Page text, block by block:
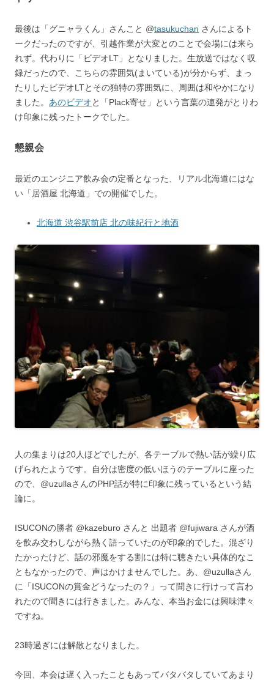
最後は「グニャラくん」さんこと @tasukuchan さんによるト
ークだったのですが、引越作業が大変とのことで会場には来ら
れず。代わりに「ビデオLT」となりました。生放送ではなく収
録だったので、こちらの雰囲気(まいている)が分からず、まっ
たりしたビデオLTとその独特の雰囲気に、周囲は和やかになり
ました。 あのビデオと「Plack寄せ」という言葉の連発がとりわ
け印象に残ったトークでした。
懇親会
最近のエンジニア飲み会の定番となった、リアル北海道にはな
い「居酒屋 北海道」での開催でした。
北海道 渋谷駅前店 北の味紀行と地酒
人の集まりは20人ほどでしたが、各テーブルで熱い話が繰り広
げられたようです。自分は密度の低いほうのテーブルに座った
ので、@uzullaさんのPHP話が特に印象に残っているという結
論に。
ISUCONの勝者 @kazeburo さんと 出題者 @fujiwara さんが酒
を飲み交わしながら熱く語っていたのが印象的でした。混ざり
たかったけど、話の邪魔をする割には特に聴きたい具体的なこ
ともなかったので、声はかけませんでした。あ、@uzullaさん
に「ISUCONの賞金どうなったの？」って聞きに行けって言わ
れたので聞きには行きました。みんな、本当お金には興味津々
ですね。
23時過ぎには解散となりました。
今回、本会は遅く入ったこともあってバタバタしていてあまり